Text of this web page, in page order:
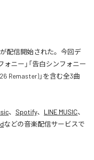
が配信開始された。今回デ
ニー」「告白シンフォニー
Remaster)」を含む全3曲
、 Spotify、 LINE MUSIC、
などの音楽配信サービスで